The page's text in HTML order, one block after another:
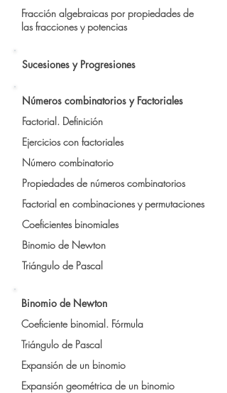
Fracción algebraicas por propiedades de
las fracciones y potencias
Sucesiones y Progresiones
Números combinatorios y Factoriales
Factorial. Definición
Ejercicios con factoriales
Número combinatorio
Propiedades de números combinatorios
Factorial en combinaciones y permutaciones
Coeficientes binomiales
Binomio de Newton
Triángulo de Pascal
Binomio de Newton
Coeficiente binomial. Fórmula
Triángulo de Pascal
Expansión de un binomio
Expansión geométrica de un binomio